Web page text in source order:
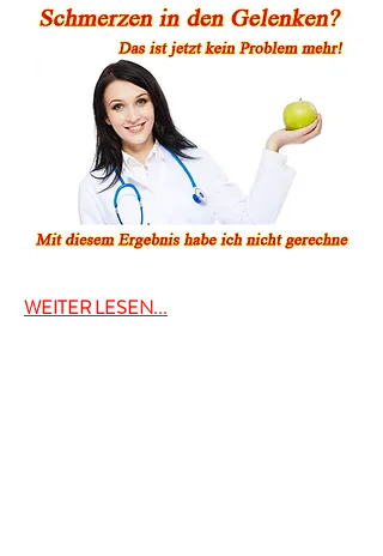
WEITER LESEN...